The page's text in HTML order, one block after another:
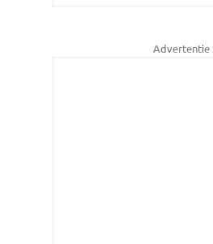
Advertentie